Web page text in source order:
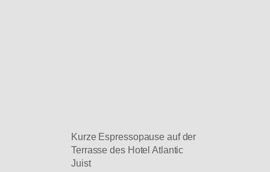
Kurze Espressopause auf der
Terrasse des Hotel Atlantic
Juist